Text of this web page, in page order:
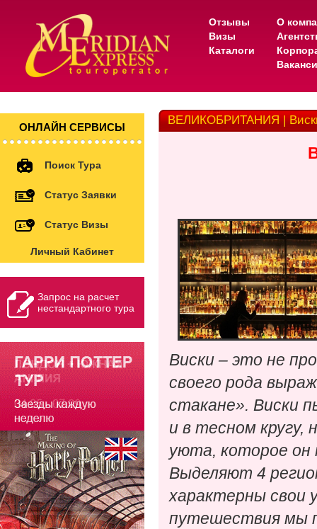
Отзывы
Визы
Каталоги
О
ОНЛАЙН СЕРВИСЫ
Поиск Тура
Статус Заявки
Статус Визы
Личный Кабинет
Запрос на расчет
нестандартного тура
ВЕЛИКОБРИТАНИЯ |
Виски – это не
своего рода
стакане». Виски
и в тесном кругу,
уюта, которое он
Выделяют 4
характерны свои
путешествия мы